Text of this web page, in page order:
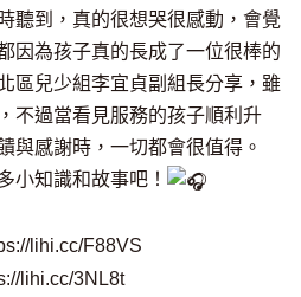
聽到，真的很想哭很感動，會覺
因為孩子真的長成了一位很棒的
區兒少組李宜貞副組長分享，雖
不過當看見服務的孩子順利升
與感謝時，一切都會很值得。
小知識和故事吧！
lihi.cc/F88VS
lihi.cc/3NL8t